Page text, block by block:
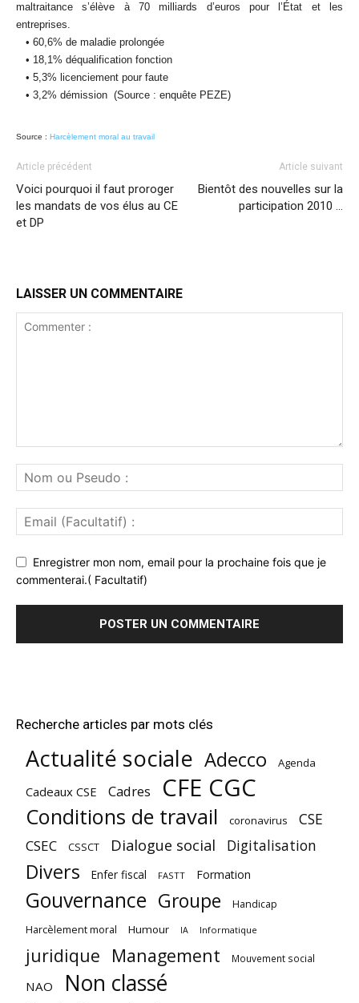
maltraitance s’élève à 70 milliards d’euros pour l’État et les
entreprises.
• 60,6% de maladie prolongée
• 18,1% déqualification fonction
• 5,3% licenciement pour faute
• 3,2% démission (Source : enquête PEZE)
Source : Harcèlement moral au travail
Article précédent
Voici pourquoi il faut proroger
les mandats de vos élus au CE
et DP
Article suivant
Bientôt des nouvelles sur la
participation 2010 …
LAISSER UN COMMENTAIRE
Enregistrer mon nom, email pour la prochaine fois que je
commenterai.( Facultatif)
Recherche articles par mots clés
Actualité sociale Adecco Agenda
Cadeaux CSE Cadres CFE CGC
Conditions de travail coronavirus CSE
CSEC CSSCT Dialogue social Digitalisation
Divers Enfer fiscal FASTT Formation
Gouvernance Groupe Handicap
Harcèlement moral Humour IA Informatique
juridique Management Mouvement social
NAO Non classé